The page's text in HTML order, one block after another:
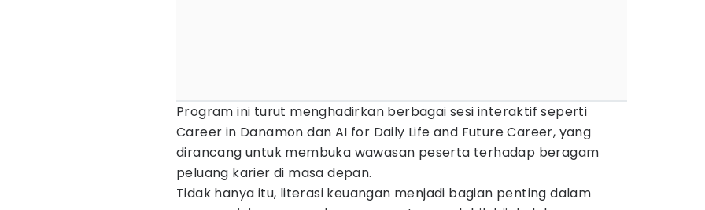
Program ini turut menghadirkan berbagai sesi interaktif seperti
Career in Danamon dan AI for Daily Life and Future Career, yang
dirancang untuk membuka wawasan peserta terhadap beragam
peluang karier di masa depan.
Tidak hanya itu, literasi keuangan menjadi bagian penting dalam